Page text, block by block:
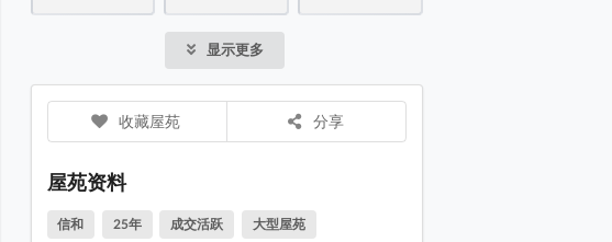
蓝湾半岛 大厦: 蓝湾半岛 T1-9 座数分布
蓝湾半岛 会所: 住客会所位于平台的入口部分
蓝湾半岛 会所: 住客会所位于平台的入口部分
蓝湾半岛 大堂: 主大堂部分
蓝湾半岛 大堂: 主大堂部分
显示更多
收藏屋苑 分享
屋苑资料
信和 25年 成交活跃 大型屋苑